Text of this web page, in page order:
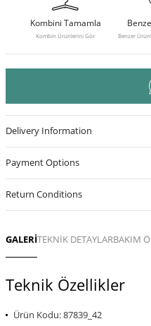
GALERİTEKNİK DETAYLARBAKIM
Teknik Özellikler
Ürün Kodu: 87839_42
Kombini Tamamla
Kombin Ürünlerini Gör Benzer
Delivery Information
Payment Options
Return Conditions